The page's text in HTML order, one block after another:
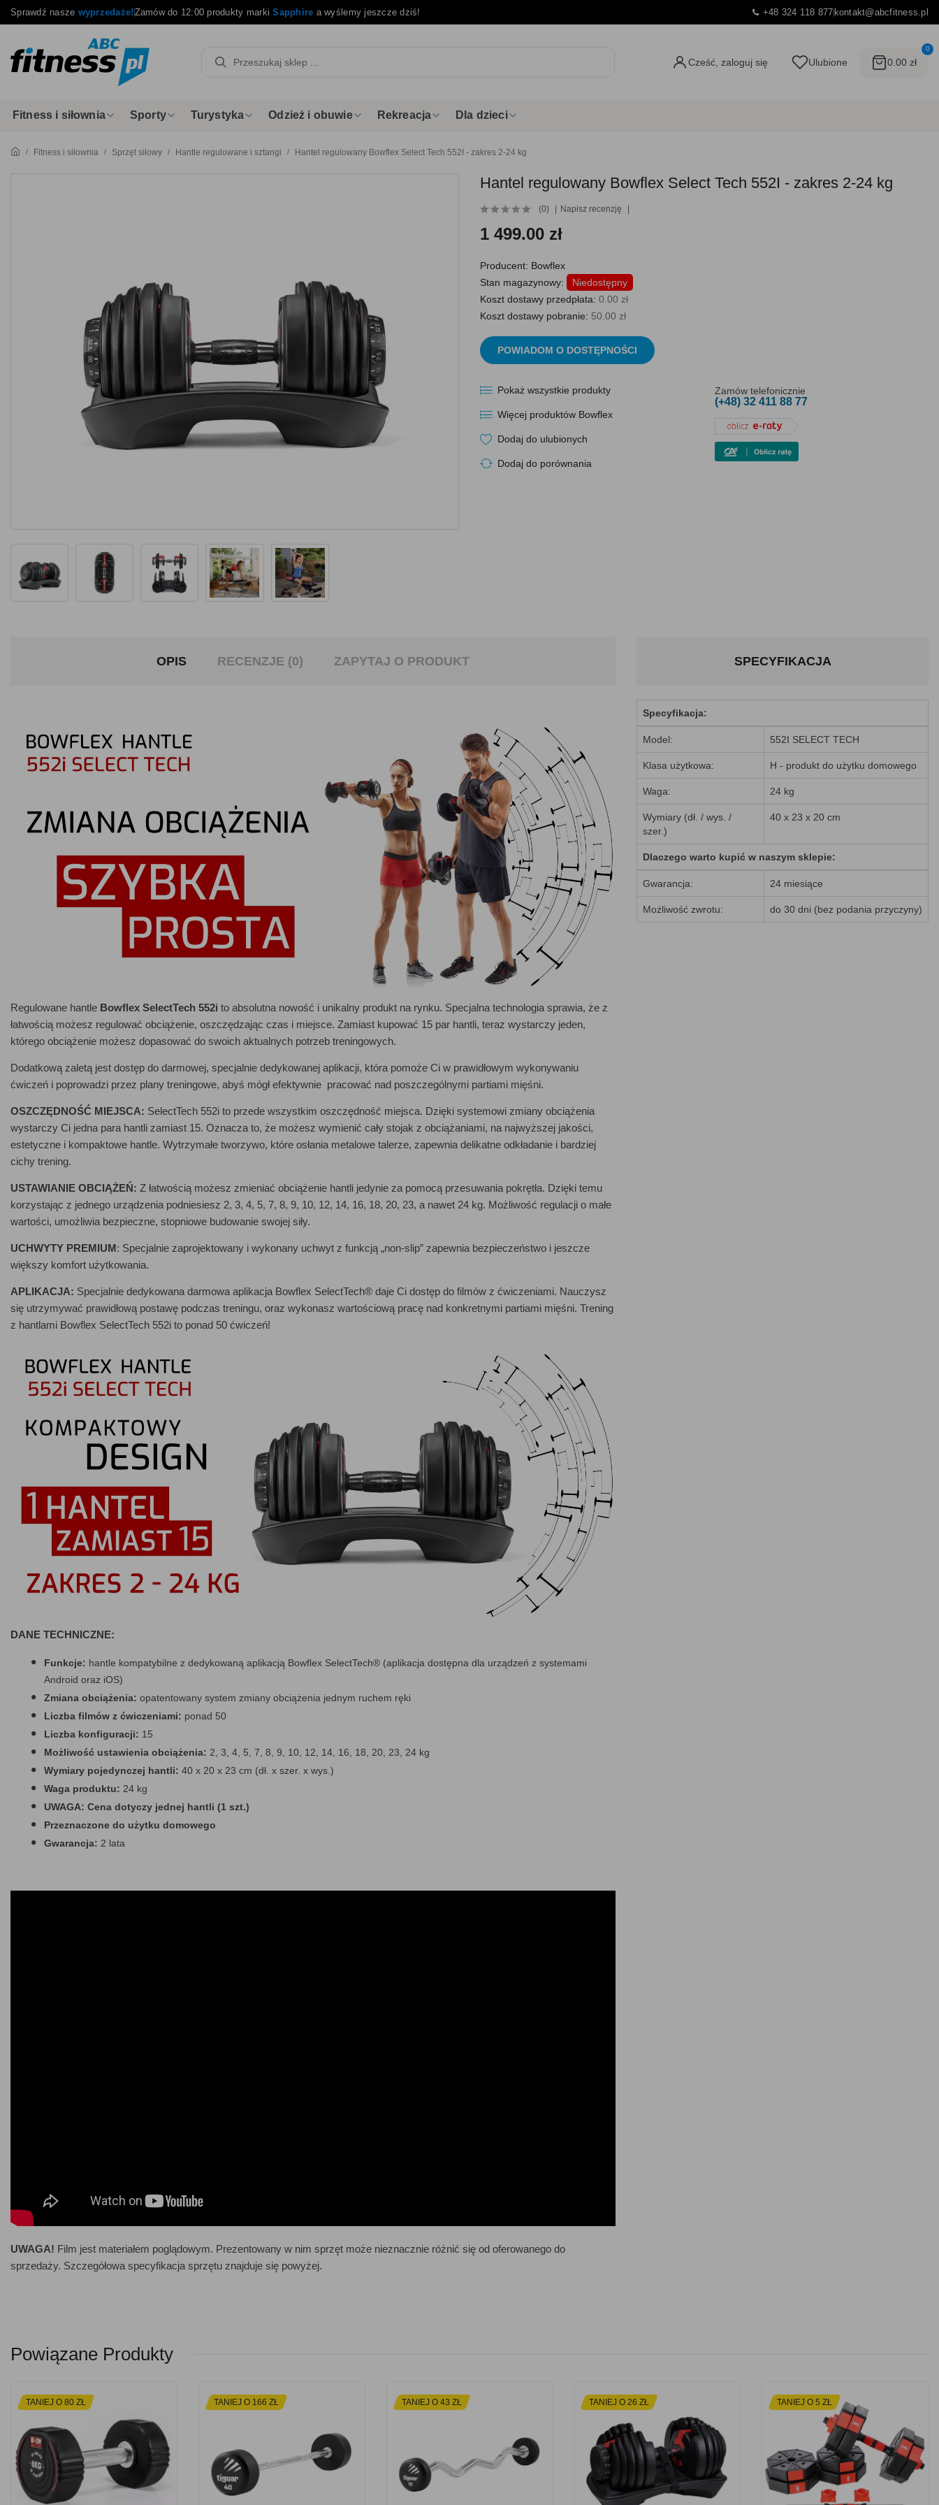
Sprawdź nasze wyprzedaże!Zamów do 12:00 produkty markiSapphire a wyślemy jeszcze dziś! +48 324 118 877kontakt@abcfitness.pl
Cześć, zaloguj się Ulubione
0
0.00 zł
Fitness i siłownia Sporty Turystyka Odzież i obuwie Rekreacja Dla dzieci
Fitness i siłownia Sprzęt siłowy Hantle regulowane i sztangi Hantel regulowany Bowflex Select Tech 552I - zakres 2-24 kg
Hantel regulowany Bowflex Select Tech 552I - zakres 2-24 kg
(0) Napisz recenzję
1 499.00 zł
Producent: Bowflex
Stan magazynowy:
Niedostępny
Koszt dostawy przedpłata: 0.00 zł
Koszt dostawy pobranie: 50.00 zł
POWIADOM O DOSTĘPNOŚCI
Pokaż wszystkie produkty
Więcej produktów Bowflex
Dodaj do ulubionych
Dodaj do porównania
Zamów telefonicznie
(+48) 32 411 88 77
OPIS RECENZJE (0) ZAPYTAJ O PRODUKT
Regulowane hantle Bowflex SelectTech 552i to absolutna nowość i unikalny produkt na rynku. Specjalna technologia sprawia, że z
łatwością możesz regulować obciążenie, oszczędzając czas i miejsce. Zamiast kupować 15 par hantli, teraz wystarczy jeden,
którego obciążenie możesz dopasować do swoich aktualnych potrzeb treningowych.
Dodatkową zaletą jest dostęp do darmowej, specjalnie dedykowanej aplikacji, która pomoże Ci w prawidłowym wykonywaniu
ćwiczeń i poprowadzi przez plany treningowe, abyś mógł efektywnie pracować nad poszczególnymi partiami mięśni.
OSZCZĘDNOŚĆ MIEJSCA: SelectTech 552i to przede wszystkim oszczędność miejsca. Dzięki systemowi zmiany obciążenia
wystarczy Ci jedna para hantli zamiast 15. Oznacza to, że możesz wymienić cały stojak z obciążaniami, na najwyższej jakości,
estetyczne i kompaktowe hantle. Wytrzymałe tworzywo, które osłania metalowe talerze, zapewnia delikatne odkładanie i bardziej
cichy trening.
USTAWIANIE OBCIĄŻEŃ: Z łatwością możesz zmieniać obciążenie hantli jedynie za pomocą przesuwania pokrętła. Dzięki temu
korzystając z jednego urządzenia podniesiesz 2, 3, 4, 5, 7, 8, 9, 10, 12, 14, 16, 18, 20, 23, a nawet 24 kg. Możliwość regulacji o małe
wartości, umożliwia bezpieczne, stopniowe budowanie swojej siły.
UCHWYTY PREMIUM: Specjalnie zaprojektowany i wykonany uchwyt z funkcją „non-slip” zapewnia bezpieczeństwo i jeszcze
większy komfort użytkowania.
APLIKACJA: Specjalnie dedykowana darmowa aplikacja Bowflex SelectTech® daje Ci dostęp do filmów z ćwiczeniami. Nauczysz
się utrzymywać prawidłową postawę podczas treningu, oraz wykonasz wartościową pracę nad konkretnymi partiami mięśni. Trening
z hantlami Bowflex SelectTech 552i to ponad 50 ćwiczeń!
DANE TECHNICZNE:
Funkcje: hantle kompatybilne z dedykowaną aplikacją Bowflex SelectTech® (aplikacja dostępna dla urządzeń z systemami
Android oraz iOS)
Zmiana obciążenia: opatentowany system zmiany obciążenia jednym ruchem ręki
Liczba filmów z ćwiczeniami: ponad 50
Liczba konfiguracji: 15
Możliwość ustawienia obciążenia: 2, 3, 4, 5, 7, 8, 9, 10, 12, 14, 16, 18, 20, 23, 24 kg
Wymiary pojedynczej hantli: 40 x 20 x 23 cm (dł. x szer. x wys.)
Waga produktu: 24 kg
UWAGA: Cena dotyczy jednej hantli (1 szt.)
Przeznaczone do użytku domowego
Gwarancja: 2 lata
UWAGA! Film jest materiałem poglądowym. Prezentowany w nim sprzęt może nieznacznie różnić się od oferowanego do
sprzedaży. Szczegółowa specyfikacja sprzętu znajduje się powyżej.
SPECYFIKACJA
Specyfikacja:
Model: 552I SELECT TECH
Klasa użytkowa: H - produkt do użytku domowego
Waga: 24 kg
Wymiary (dł. / wys. /
szer.)
40 x 23 x 20 cm
Dlaczego warto kupić w naszym sklepie:
Gwarancja: 24 miesiące
Możliwość zwrotu: do 30 dni (bez podania przyczyny)
Powiązane Produkty
TANIEJ O 80 ZŁ TANIEJ O 166 ZŁ TANIEJ O 43 ZŁ TANIEJ O 26 ZŁ TANIEJ O 5 ZŁ